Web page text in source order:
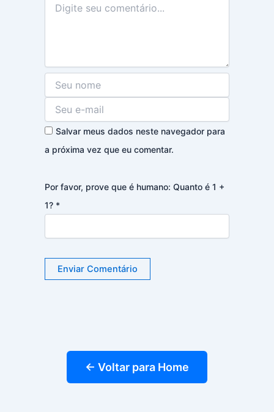
Salvar meus dados neste navegador para
a próxima vez que eu comentar.
Por favor, prove que é humano: Quanto é 1 +
1? *
← Voltar para Home